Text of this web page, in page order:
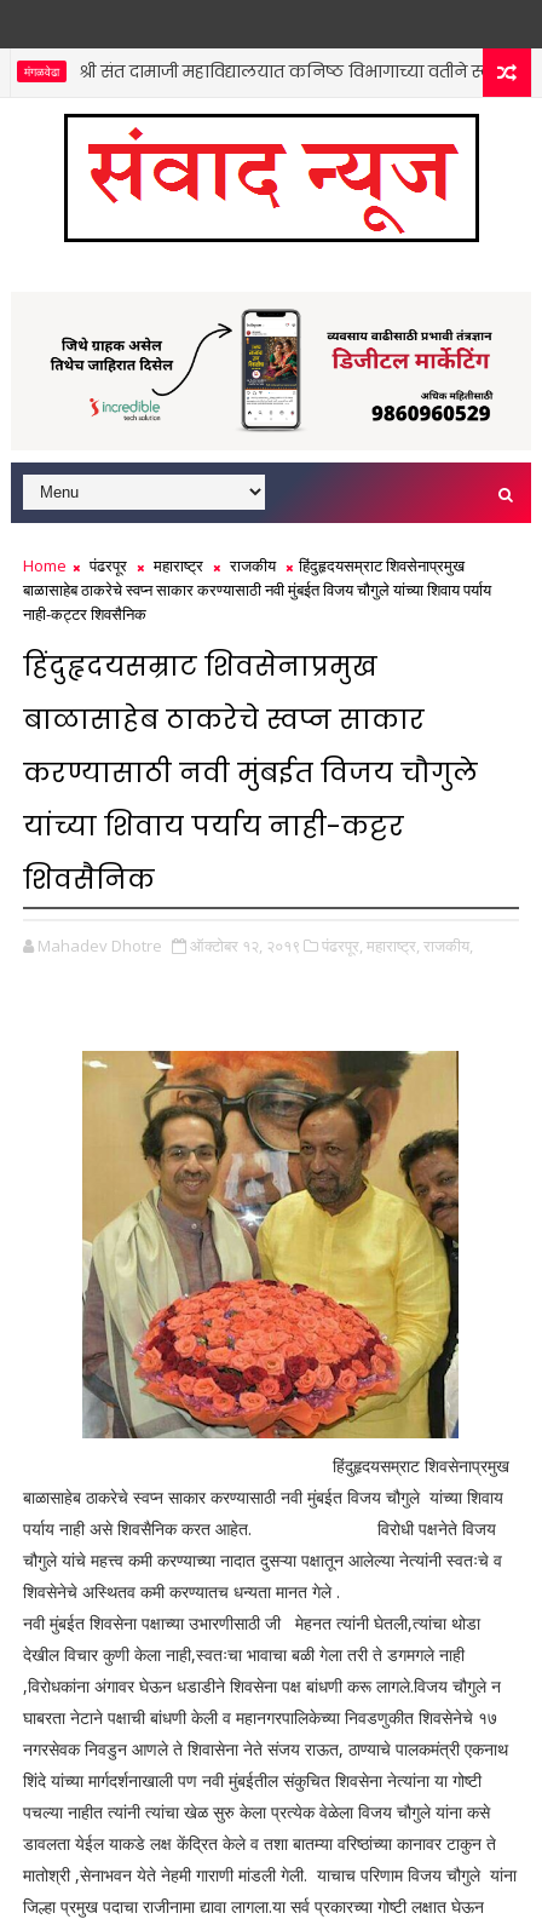
श्री संत दामाजी महाविद्यालयात कनिष्ठ विभागाच्या वतीने स्वच्छता
Home पंढरपूर महाराष्ट्र राजकीय
हिंदुहृदयसम्राट शिवसेनाप्रमुख
बाळासाहेब ठाकरेचे स्वप्न साकार करण्यासाठी नवी मुंबईत विजय चौगुले यांच्या शिवाय पर्याय
नाही-कट्टर शिवसैनिक
हिंदुहृदयसम्राट शिवसेनाप्रमुख
बाळासाहेब ठाकरेचे स्वप्न साकार
करण्यासाठी नवी मुंबईत विजय चौगुले
यांच्या शिवाय पर्याय नाही-कट्टर
शिवसैनिक
Mahadev Dhotre ऑक्टोबर १२, २०१९ पंढरपूर, महाराष्ट्र, राजकीय,
हिंदुहृदयसम्राट शिवसेनाप्रमुख
बाळासाहेब ठाकरेचे स्वप्न साकार करण्यासाठी नवी मुंबईत विजय चौगुले यांच्या शिवाय
पर्याय नाही असे शिवसैनिक करत आहेत. विरोधी पक्षनेते विजय
चौगुले यांचे महत्त्व कमी करण्याच्या नादात दुसऱ्या पक्षातून आलेल्या नेत्यांनी स्वतःचे व
शिवसेनेचे अस्थितव कमी करण्यातच धन्यता मानत गेले .
नवी मुंबईत शिवसेना पक्षाच्या उभारणीसाठी जी मेहनत त्यांनी घेतली,त्यांचा थोडा
देखील विचार कुणी केला नाही,स्वतःचा भावाचा बळी गेला तरी ते डगमगले नाही
,विरोधकांना अंगावर घेऊन धडाडीने शिवसेना पक्ष बांधणी करू लागले.विजय चौगुले न
घाबरता नेटाने पक्षाची बांधणी केली व महानगरपालिकेच्या निवडणुकीत शिवसेनेचे १७
नगरसेवक निवडुन आणले ते शिवासेना नेते संजय राऊत, ठाण्याचे पालकमंत्री एकनाथ
शिंदे यांच्या मार्गदर्शनाखाली पण नवी मुंबईतील संकुचित शिवसेना नेत्यांना या गोष्टी
पचल्या नाहीत त्यांनी त्यांचा खेळ सुरु केला प्रत्येक वेळेला विजय चौगुले यांना कसे
डावलता येईल याकडे लक्ष केंद्रित केले व तशा बातम्या वरिष्ठांच्या कानावर टाकुन ते
मातोश्री ,सेनाभवन येते नेहमी गाराणी मांडली गेली. याचाच परिणाम विजय चौगुले यांना
जिल्हा प्रमुख पदाचा राजीनामा द्यावा लागला.या सर्व प्रकारच्या गोष्टी लक्षात घेऊन